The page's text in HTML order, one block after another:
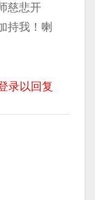
慈悲开
持我！喇
录以回复